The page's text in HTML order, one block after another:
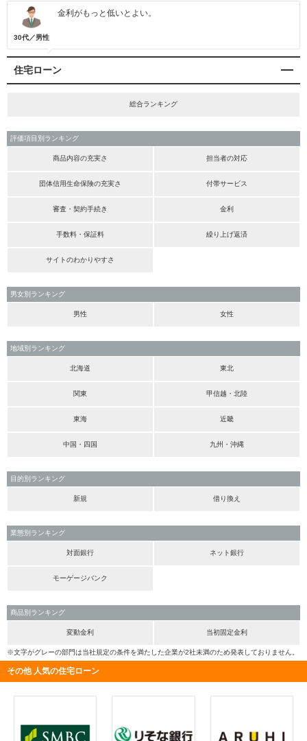
30代／男性
金利がもっと低いとよい。
住宅ローン
総合ランキング
評価項目別ランキング
商品内容の充実さ 担当者の対応
団体信用生命保険の充実さ 付帯サービス
審査・契約手続き 金利
手数料・保証料 繰り上げ返済
サイトのわかりやすさ
男女別ランキング
男性 女性
地域別ランキング
北海道 東北
関東 甲信越・北陸
東海 近畿
中国・四国 九州・沖縄
目的別ランキング
新規 借り換え
業態別ランキング
対面銀行 ネット銀行
モーゲージバンク
商品別ランキング
変動金利 当初固定金利
※文字がグレーの部門は当社規定の条件を満たした企業が2社未満のため発表しておりません。
その他 人気の住宅ローン